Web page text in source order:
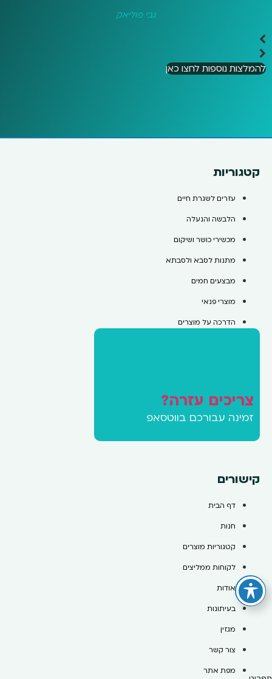
גבי פוליאק
להמלצות נוספות לחצו כאן
קטגוריות
עזרים לשגרת חיים
הלבשה והנעלה
מכשירי כושר ושיקום
מתנות לסבא ולסבתא
מבצעים חמים
מוצרי פנאי
הדרכה על מוצרים
צריכים עזרה?
זמינה עבורכם בווטסאפ
קישורים
דף הבית
חנות
קטגוריות מוצרים
לקוחות ממליצים
אודות
בעיתונות
מגזין
צור קשר
מפת אתר